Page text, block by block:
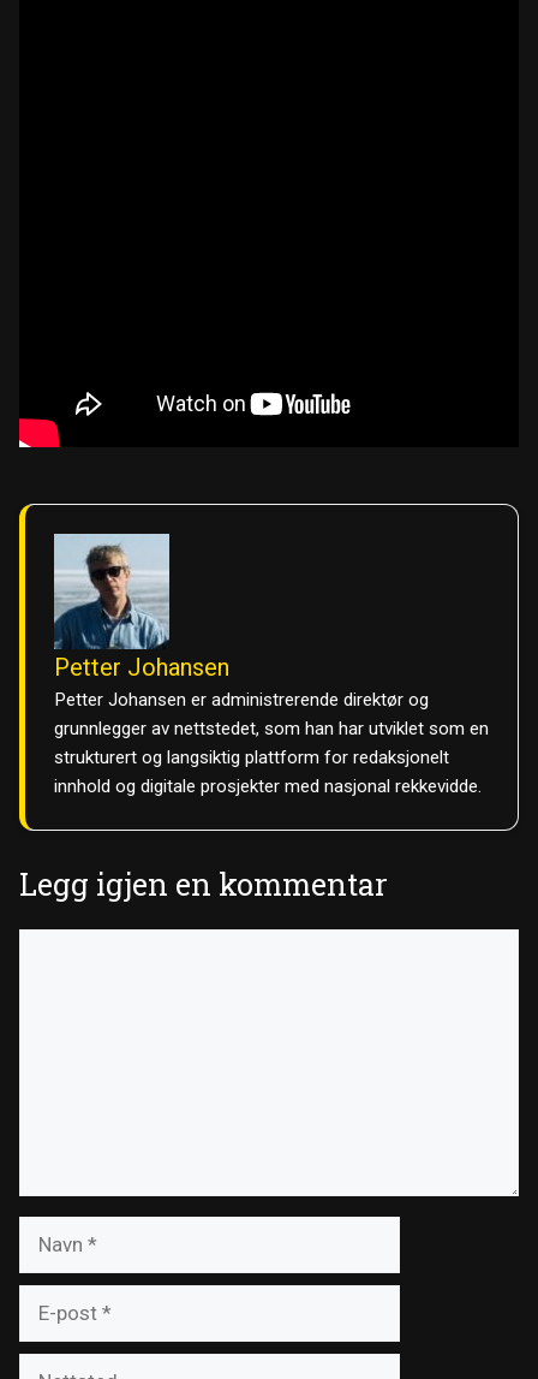
Petter Johansen
Petter Johansen er administrerende direktør og
grunnlegger av nettstedet, som han har utviklet som en
strukturert og langsiktig plattform for redaksjonelt
innhold og digitale prosjekter med nasjonal rekkevidde.
Legg igjen en kommentar
post